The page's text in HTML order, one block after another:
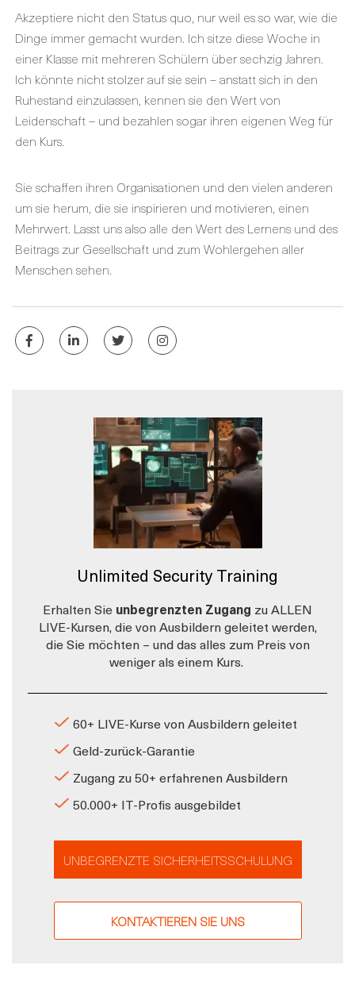
Akzeptiere nicht den Status quo, nur weil es so war, wie die
Dinge immer gemacht wurden. Ich sitze diese Woche in
einer Klasse mit mehreren Schülern über sechzig Jahren.
Ich könnte nicht stolzer auf sie sein – anstatt sich in den
Ruhestand einzulassen, kennen sie den Wert von
Leidenschaft – und bezahlen sogar ihren eigenen Weg für
den Kurs.
Sie schaffen ihren Organisationen und den vielen anderen
um sie herum, die sie inspirieren und motivieren, einen
Mehrwert. Lasst uns also alle den Wert des Lernens und des
Beitrags zur Gesellschaft und zum Wohlergehen aller
Menschen sehen.
Unlimited Security Training
Erhalten Sie unbegrenzten Zugang zu ALLEN
LIVE-Kursen, die von Ausbildern geleitet werden,
die Sie möchten – und das alles zum Preis von
weniger als einem Kurs.
60+ LIVE-Kurse von Ausbildern geleitet
Geld-zurück-Garantie
Zugang zu 50+ erfahrenen Ausbildern
50.000+ IT-Profis ausgebildet
UNBEGRENZTE SICHERHEITSSCHULUNG
KONTAKTIEREN SIE UNS